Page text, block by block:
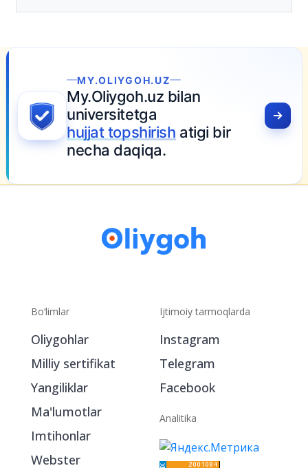
MY.OLIYGOH.UZ
bilan
topshirishatigi bir
daqiqa.
Bo‘limlar
Oliygohlar
Ijtimoiy tarmoqlarda
Telegram
Facebook